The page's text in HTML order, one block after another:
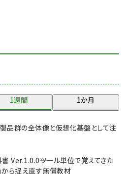
1週間 1か月
品群の全体像と仮想化基盤として注
Ver.1.0.0――ツール単位で覚えてきた
ら捉え直す無償教材